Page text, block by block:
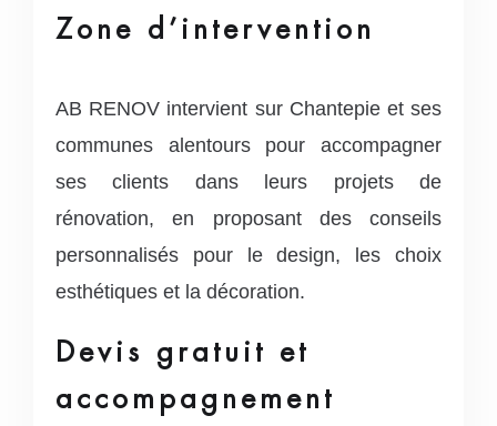
Zone d’intervention
AB RENOV intervient sur Chantepie et ses
communes alentours pour accompagner
ses clients dans leurs projets de
rénovation, en proposant des conseils
personnalisés pour le design, les choix
esthétiques et la décoration.
Devis gratuit et
accompagnement